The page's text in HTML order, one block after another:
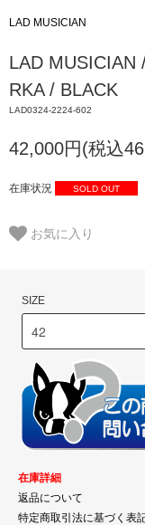
LAD MUSICIAN
LAD MUSICIAN
RKA / BLACK
LAD0324-2224-602
42,000円(税込
在庫状況 SOLD OUT
お気に入り
SIZE
在庫詳細
返品について
特定商取引法に基づく表